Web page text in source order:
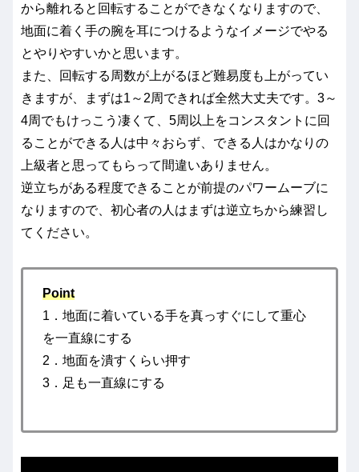
から離れると回転することができなくなりますので、
地面に着く手の腕を耳につけるようなイメージでやる
とやりやすいかと思います。
また、回転する周数が上がるほど難易度も上がってい
きますが、まずは1～2周できれば全然大丈夫です。3～
4周でもけっこう凄くて、5周以上をコンスタントに回
ることができる人は中々おらず、できる人はかなりの
上級者と思ってもらって間違いありません。
逆立ちがある程度できることが前提のパワームーブに
なりますので、初心者の人はまずは逆立ちから練習し
てください。
Point
1．地面に着いている手を真っすぐにして重心
を一直線にする
2．地面を潰すくらい押す
3．足も一直線にする